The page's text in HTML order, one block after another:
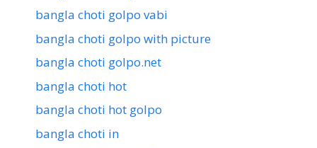
bangla choti golpo vabi
bangla choti golpo with picture
bangla choti golpo.net
bangla choti hot
bangla choti hot golpo
bangla choti in